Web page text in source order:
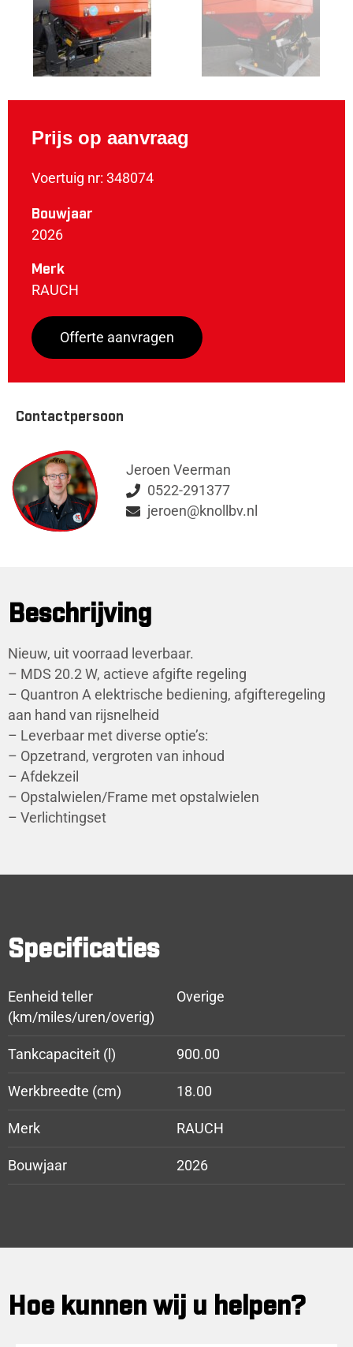
Prijs op aanvraag
Voertuig nr: 348074
Bouwjaar
2026
Merk
RAUCH
Offerte aanvragen
Contactpersoon
Jeroen Veerman
0522-291377
jeroen@knollbv.nl
Beschrijving
Nieuw, uit voorraad leverbaar.
– MDS 20.2 W, actieve afgifte regeling
– Quantron A elektrische bediening, afgifteregeling
aan hand van rijsnelheid
– Leverbaar met diverse optie’s:
– Opzetrand, vergroten van inhoud
– Afdekzeil
– Opstalwielen/Frame met opstalwielen
– Verlichtingset
Specificaties
Eenheid teller
(km/miles/uren/overig)
Overige
Tankcapaciteit (l) 900.00
Werkbreedte (cm) 18.00
Merk RAUCH
Bouwjaar 2026
Hoe kunnen wij u helpen?